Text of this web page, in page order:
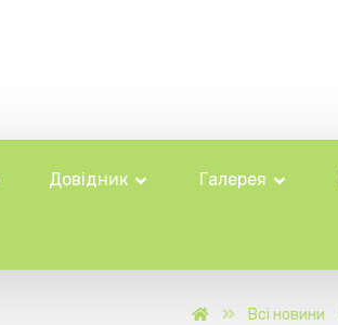
Довідник Галерея
Всі новини